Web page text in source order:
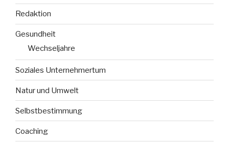
Redaktion
Gesundheit
Wechseljahre
Soziales Unternehmertum
Natur und Umwelt
Selbstbestimmung
Coaching